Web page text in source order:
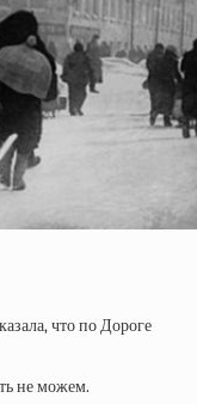
что по Дороге
не можем.